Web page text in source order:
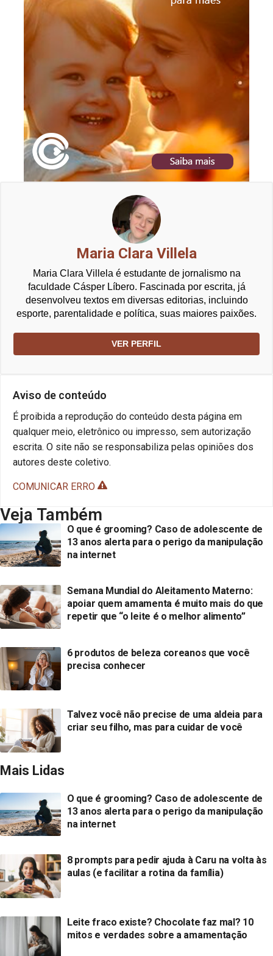
Maria Clara Villela
Maria Clara Villela é estudante de jornalismo na
faculdade Cásper Líbero. Fascinada por escrita, já
desenvolveu textos em diversas editorias, incluindo
esporte, parentalidade e política, suas maiores paixões.
VER PERFIL
Aviso de conteúdo
É proibida a reprodução do conteúdo desta página em
qualquer meio, eletrônico ou impresso, sem autorização
escrita. O site não se responsabiliza pelas opiniões dos
autores deste coletivo.
COMUNICAR ERRO
Veja Também
O que é grooming? Caso de adolescente de
13 anos alerta para o perigo da manipulação
na internet
Semana Mundial do Aleitamento Materno:
apoiar quem amamenta é muito mais do que
repetir que “o leite é o melhor alimento”
6 produtos de beleza coreanos que você
precisa conhecer
Talvez você não precise de uma aldeia para
criar seu filho, mas para cuidar de você
Mais Lidas
O que é grooming? Caso de adolescente de
13 anos alerta para o perigo da manipulação
na internet
8 prompts para pedir ajuda à Caru na volta às
aulas (e facilitar a rotina da família)
Leite fraco existe? Chocolate faz mal? 10
mitos e verdades sobre a amamentação